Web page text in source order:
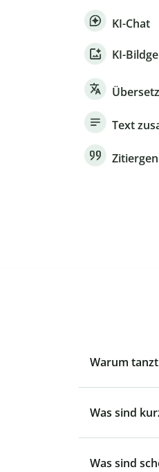
KI-Chat
KI-
Text
Warum
Was sind
Was sind